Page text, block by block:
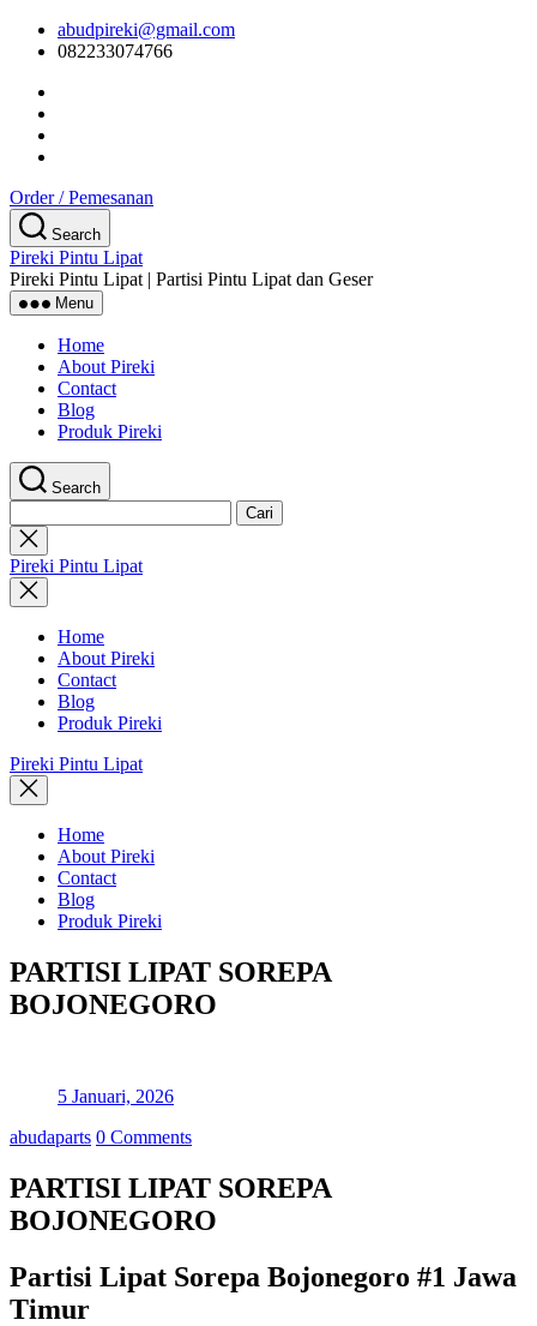
Skip
content
abudpireki@gmail.com
082233074766
Order / Pemesanan
Search
Pireki Pintu Lipat
Pireki Pintu Lipat | Partisi Pintu Lipat dan Geser
Menu
Home
About Pireki
Contact
Blog
Produk Pireki
Search
untuk:
Close
search
Pireki Pintu Lipat
Home
About Pireki
Contact
Blog
Produk Pireki
Pireki Pintu Lipat
Home
About Pireki
Contact
Blog
Produk Pireki
PARTISI LIPAT SOREPA
BOJONEGORO
5 Januari, 2026
abudaparts 0 Comments
PARTISI LIPAT SOREPA
BOJONEGORO
Partisi Lipat Sorepa Bojonegoro #1 Jawa
Timur